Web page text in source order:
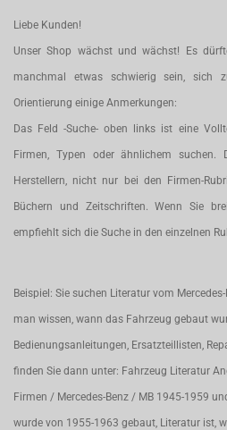
Liebe Kunden!
Unser Shop wächst und wächst! Es
manchmal etwas schwierig sein, sich
Orientierung einige Anmerkungen:
Das Feld -Suche- oben links ist eine
Firmen, Typen oder ähnlichem suchen.
Herstellern, nicht nur bei den Firmen-
Büchern und Zeitschriften. Wenn Sie
empfiehlt sich die Suche in den einzelnen
Beispiel: Sie suchen Literatur vom
man wissen, wann das Fahrzeug gebaut
Bedienungsanleitungen, Ersatzteillisten,
finden Sie dann unter: Fahrzeug Literatur
Firmen / Mercedes-Benz / MB 1945-1959
wurde von 1955-1963 gebaut, Literatur ist,